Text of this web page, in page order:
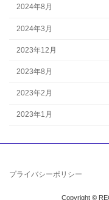
2024年8月
2024年3月
2023年12月
2023年8月
2023年2月
2023年1月
プライバシーポリシー
Copyright ©